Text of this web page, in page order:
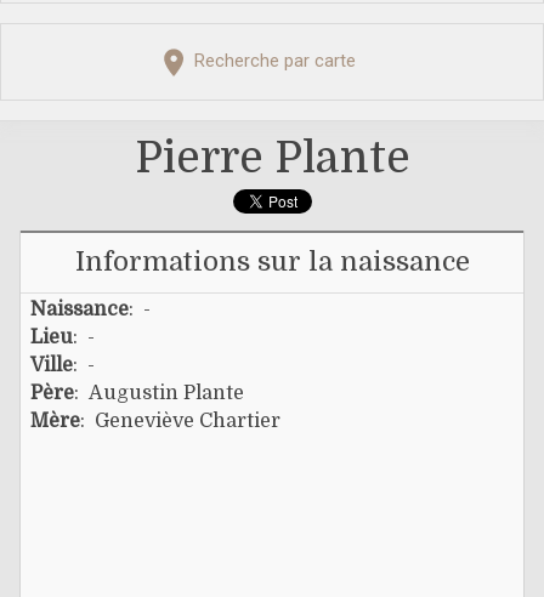
Recherche par carte
Pierre Plante
Informations sur la naissance
Naissance: -
Lieu: -
Ville: -
Père: Augustin Plante
Mère: Geneviève Chartier